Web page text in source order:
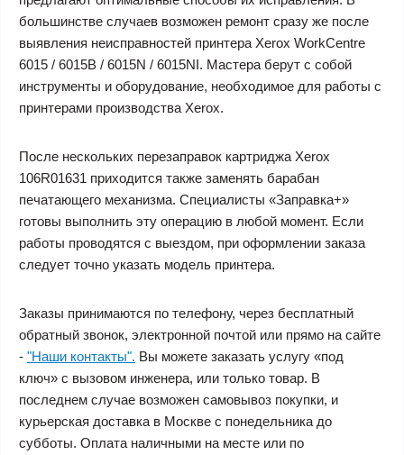
большинстве случаев возможен ремонт сразу же после
выявления неисправностей принтера Xerox WorkCentre
6015 / 6015B / 6015N / 6015NI. Мастера берут с собой
инструменты и оборудование, необходимое для работы с
принтерами производства Xerox.
После нескольких перезаправок картриджа Xerox
106R01631 приходится также заменять барабан
печатающего механизма. Специалисты «Заправка+»
готовы выполнить эту операцию в любой момент. Если
работы проводятся с выездом, при оформлении заказа
следует точно указать модель принтера.
Заказы принимаются по телефону, через бесплатный
обратный звонок, электронной почтой или прямо на сайте
- "Наши контакты". Вы можете заказать услугу «под
ключ» с вызовом инженера, или только товар. В
последнем случае возможен самовывоз покупки, и
курьерская доставка в Москве с понедельника до
субботы. Оплата наличными на месте или по